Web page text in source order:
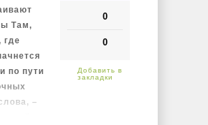
0
0
Там,
где
по пути
–